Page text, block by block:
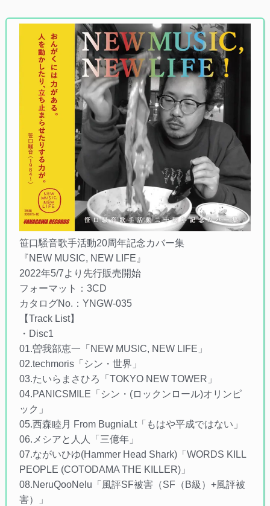
笹口騒音歌手活動20周年記念カバー集
『NEW MUSIC, NEW LIFE』
2022年5/7より先行販売開始
フォーマット：3CD
カタログNo.：YNGW-035
【Track List】
・Disc1
01.曽我部恵一「NEW MUSIC, NEW LIFE」
02.techmoris「シン・世界」
03.たいらまさひろ「TOKYO NEW TOWER」
04.PANICSMILE「シン・(ロックンロール)オリンピ
ック」
05.西森睦月 From BugniaLt「もはや平成ではない」
06.メシアと人人「三億年」
07.ながいひゆ(Hammer Head Shark)「WORDS KILL
PEOPLE (COTODAMA THE KILLER)」
08.NeruQooNelu「風評SF被害（SF（B級）+風評被
害）」